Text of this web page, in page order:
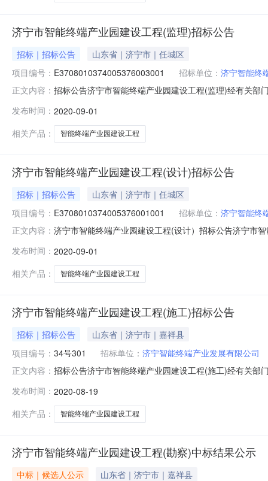
济宁市智能终端产业园建设工程(监理)招标公告
招标｜招标公告
山东省｜济宁市｜任城区
项目编号： E3708010374005376003001 招标单位： 济宁智能终
正文内容： 招标公告济宁市智能终端产业园建设工程(监理)经有关部
位于海川路以东，开源路以南，济邹路以北，德源路以
5、招标人：济宁智能终端产业
发布时间： 2020-09-01
相关产品：
智能终端产业园建设工程
济宁市智能终端产业园建设工程(设计)招标公告
招标｜招标公告
山东省｜济宁市｜任城区
项目编号： E3708010374005376001001 招标单位： 济宁智能终
正文内容： 济宁市智能终端产业园建设工程(设计）招标公告济宁市
划分：一个标段4、项目概况：济宁市智能终端产业园建
内容详见招标文
发布时间： 2020-09-01
相关产品：
智能终端产业园建设工程
济宁市智能终端产业园建设工程(施工)招标公告
招标｜招标公告
山东省｜济宁市｜嘉祥县
项目编号： 34号301 招标单位： 济宁智能终端产业发展有限公司
正文内容： 招标公告济宁市智能终端产业园建设工程(施工)经有关部
海川路以东，开源路以南，济邹路以北，德源路以西，
海川路9号产学研基地D2楼
发布时间： 2020-08-19
相关产品：
智能终端产业园建设工程
济宁市智能终端产业园建设工程(勘察)中标结果公示
中标｜候选人公示
山东省｜济宁市｜嘉祥县